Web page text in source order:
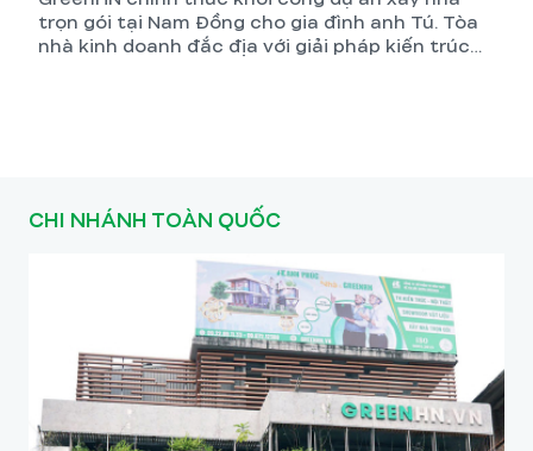
trọn gói tại Nam Đồng cho gia đình anh Tú. Tòa
nhà kinh doanh đắc địa với giải pháp kiến trúc
CHI NHÁNH TOÀN QUỐC